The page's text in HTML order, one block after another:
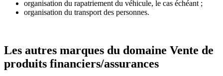
organisation du rapatriement du véhicule, le cas échéant ;
organisation du transport des personnes.
Les autres marques du domaine Vente de
produits financiers/assurances